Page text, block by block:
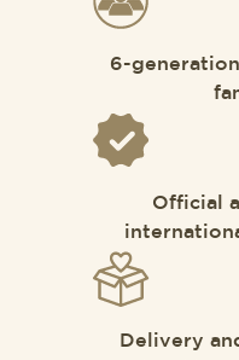
6-
Official
Delivery